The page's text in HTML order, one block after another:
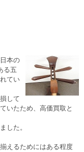
本の
る五
てい
して
いたため、高価買取と
した。
えるためにはある程度